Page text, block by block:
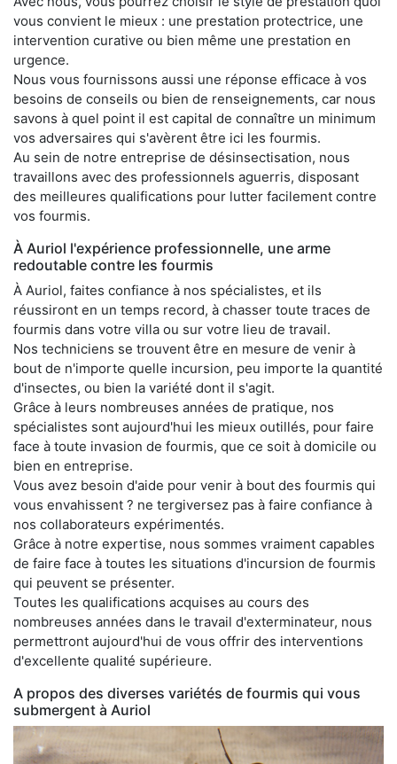
vous convient le mieux : une prestation protectrice, une
intervention curative ou bien même une prestation en
urgence.
Nous vous fournissons aussi une réponse efficace à vos
besoins de conseils ou bien de renseignements, car nous
savons à quel point il est capital de connaître un minimum
vos adversaires qui s'avèrent être ici les fourmis.
Au sein de notre entreprise de désinsectisation, nous
travaillons avec des professionnels aguerris, disposant
des meilleures qualifications pour lutter facilement contre
vos fourmis.
À Auriol l'expérience professionnelle, une arme
redoutable contre les fourmis
À Auriol, faites confiance à nos spécialistes, et ils
réussiront en un temps record, à chasser toute traces de
fourmis dans votre villa ou sur votre lieu de travail.
Nos techniciens se trouvent être en mesure de venir à
bout de n'importe quelle incursion, peu importe la quantité
d'insectes, ou bien la variété dont il s'agit.
Grâce à leurs nombreuses années de pratique, nos
spécialistes sont aujourd'hui les mieux outillés, pour faire
face à toute invasion de fourmis, que ce soit à domicile ou
bien en entreprise.
Vous avez besoin d'aide pour venir à bout des fourmis qui
vous envahissent ? ne tergiversez pas à faire confiance à
nos collaborateurs expérimentés.
Grâce à notre expertise, nous sommes vraiment capables
de faire face à toutes les situations d'incursion de fourmis
qui peuvent se présenter.
Toutes les qualifications acquises au cours des
nombreuses années dans le travail d'exterminateur, nous
permettront aujourd'hui de vous offrir des interventions
d'excellente qualité supérieure.
A propos des diverses variétés de fourmis qui vous
submergent à Auriol